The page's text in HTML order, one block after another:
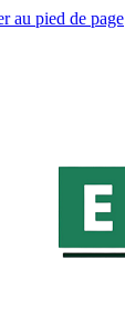
au pied de page